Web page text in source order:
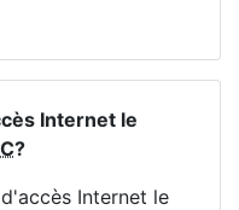
Internet le
?
Internet le